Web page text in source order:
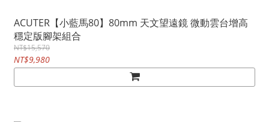
ACUTER【小藍馬80】80mm 天文望遠鏡 微動雲台增高
穩定版腳架組合
NT$15,570
NT$9,980